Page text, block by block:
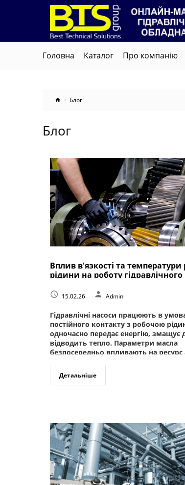
Головна Каталог Про компанію
Блог
Блог
Вплив в'язкості та температури
рідини на роботу
15.02.26 Admin
Гідравлічні насоси працюють в
постійного контакту з робочою
одночасно передає енергію, змащує
відводить тепло. Параметри масла
безпосередньо впливають на ресурс
Детальніше